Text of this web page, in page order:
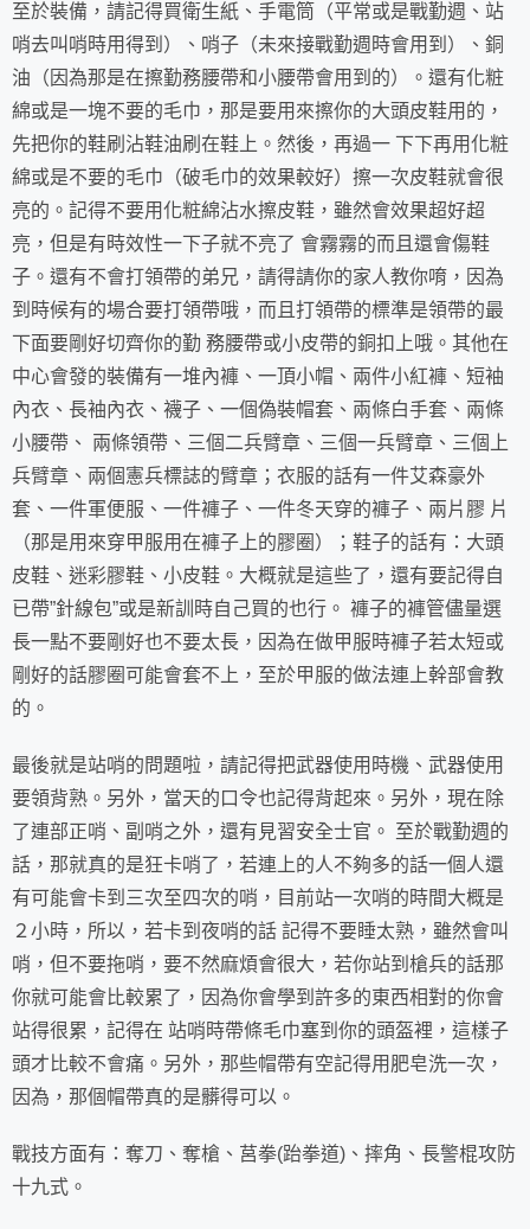
至於裝備，請記得買衛生紙、手電筒（平常或是戰勤週、站
哨去叫哨時用得到）、哨子（未來接戰勤週時會用到）、銅
油（因為那是在擦勤務腰帶和小腰帶會用到的）。還有化粧
綿或是一塊不要的毛巾，那是要用來擦你的大頭皮鞋用的，
先把你的鞋刷沾鞋油刷在鞋上。然後，再過一 下下再用化粧
綿或是不要的毛巾（破毛巾的效果較好）擦一次皮鞋就會很
亮的。記得不要用化粧綿沾水擦皮鞋，雖然會效果超好超
亮，但是有時效性一下子就不亮了 會霧霧的而且還會傷鞋
子。還有不會打領帶的弟兄，請得請你的家人教你唷，因為
到時候有的場合要打領帶哦，而且打領帶的標準是領帶的最
下面要剛好切齊你的勤 務腰帶或小皮帶的銅扣上哦。其他在
中心會發的裝備有一堆內褲、一頂小帽、兩件小紅褲、短袖
內衣、長袖內衣、襪子、一個偽裝帽套、兩條白手套、兩條
小腰帶、 兩條領帶、三個二兵臂章、三個一兵臂章、三個上
兵臂章、兩個憲兵標誌的臂章；衣服的話有一件艾森豪外
套、一件軍便服、一件褲子、一件冬天穿的褲子、兩片膠 片
（那是用來穿甲服用在褲子上的膠圈）；鞋子的話有：大頭
皮鞋、迷彩膠鞋、小皮鞋。大概就是這些了，還有要記得自
已帶”針線包”或是新訓時自己買的也行。 褲子的褲管儘量選
長一點不要剛好也不要太長，因為在做甲服時褲子若太短或
剛好的話膠圈可能會套不上，至於甲服的做法連上幹部會教
的。
最後就是站哨的問題啦，請記得把武器使用時機、武器使用
要領背熟。另外，當天的口令也記得背起來。另外，現在除
了連部正哨、副哨之外，還有見習安全士官。 至於戰勤週的
話，那就真的是狂卡哨了，若連上的人不夠多的話一個人還
有可能會卡到三次至四次的哨，目前站一次哨的時間大概是
２小時，所以，若卡到夜哨的話 記得不要睡太熟，雖然會叫
哨，但不要拖哨，要不然麻煩會很大，若你站到槍兵的話那
你就可能會比較累了，因為你會學到許多的東西相對的你會
站得很累，記得在 站哨時帶條毛巾塞到你的頭盔裡，這樣子
頭才比較不會痛。另外，那些帽帶有空記得用肥皂洗一次，
因為，那個帽帶真的是髒得可以。
戰技方面有：奪刀、奪槍、莒拳(跆拳道)、摔角、長警棍攻防
十九式。